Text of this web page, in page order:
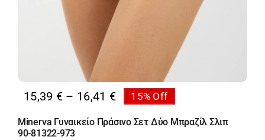
15,39 € – 16,41 €Price
15,39 €
15% Off
Minerva Γυναικείο Πράσινο Σετ Δύο Μπραζίλ Σλιπ
90-81322-973